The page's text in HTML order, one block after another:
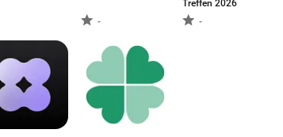
-
Treffen 2026
-